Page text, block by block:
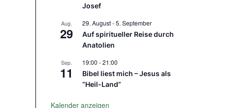
Josef
Aug.
29
29. August-5. September
Auf spiritueller Reise durch
Anatolien
Sep.
11
19:00 -21:00
Bibel liest mich – Jesus als
“Heil-Land”
Kalender anzeigen